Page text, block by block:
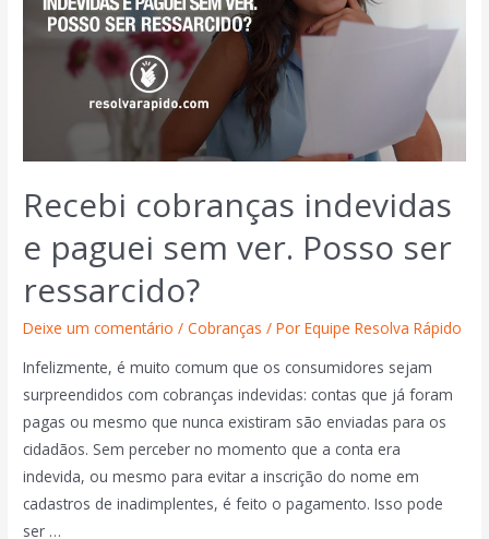
Recebi cobranças indevidas
e paguei sem ver. Posso ser
ressarcido?
Deixe um comentário /Cobranças / PorEquipe Resolva Rápido
Infelizmente, é muito comum que os consumidores sejam
surpreendidos com cobranças indevidas: contas que já foram
pagas ou mesmo que nunca existiram são enviadas para os
cidadãos. Sem perceber no momento que a conta era
indevida, ou mesmo para evitar a inscrição do nome em
cadastros de inadimplentes, é feito o pagamento. Isso pode
ser …